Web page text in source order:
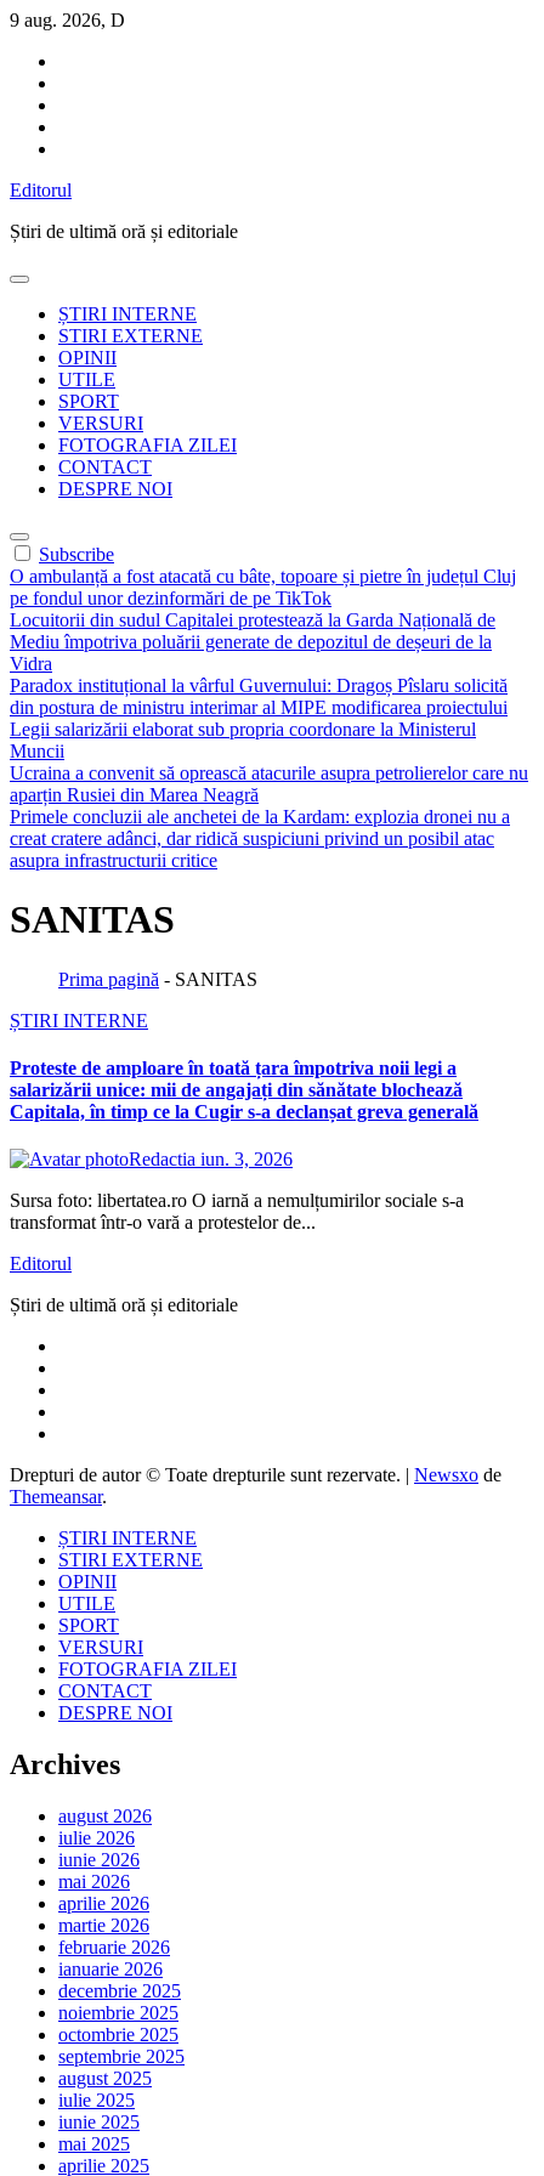
Sari
conținut
9 aug. 2026, D
Editorul
Știri de ultimă oră și editoriale
ȘTIRI INTERNE
STIRI EXTERNE
OPINII
UTILE
SPORT
VERSURI
FOTOGRAFIA ZILEI
CONTACT
DESPRE NOI
Subscribe
O ambulanță a fost atacată cu bâte, topoare și pietre în județul Cluj
pe fondul unor dezinformări de pe TikTok
Locuitorii din sudul Capitalei protestează la Garda Națională de
Mediu împotriva poluării generate de depozitul de deșeuri de la
Vidra
Paradox instituțional la vârful Guvernului: Dragoș Pîslaru solicită
din postura de ministru interimar al MIPE modificarea proiectului
Legii salarizării elaborat sub propria coordonare la Ministerul
Muncii
Ucraina a convenit să oprească atacurile asupra petrolierelor care nu
aparțin Rusiei din Marea Neagră
Primele concluzii ale anchetei de la Kardam: explozia dronei nu a
creat cratere adânci, dar ridică suspiciuni privind un posibil atac
asupra infrastructurii critice
SANITAS
Prima pagină - SANITAS
ȘTIRI INTERNE
Proteste de amploare în toată țara împotriva noii legi a
salarizării unice: mii de angajați din sănătate blochează
Capitala, în timp ce la Cugir s-a declanșat greva generală
Redactia iun. 3, 2026
Sursa foto: libertatea.ro O iarnă a nemulțumirilor sociale s-a
transformat într-o vară a protestelor de...
Editorul
Știri de ultimă oră și editoriale
Drepturi de autor © Toate drepturile sunt rezervate. | Newsxo de
Themeansar.
ȘTIRI INTERNE
STIRI EXTERNE
OPINII
UTILE
SPORT
VERSURI
FOTOGRAFIA ZILEI
CONTACT
DESPRE NOI
Archives
august 2026
iulie 2026
iunie 2026
mai 2026
aprilie 2026
martie 2026
februarie 2026
ianuarie 2026
decembrie 2025
noiembrie 2025
octombrie 2025
septembrie 2025
august 2025
iulie 2025
iunie 2025
mai 2025
aprilie 2025